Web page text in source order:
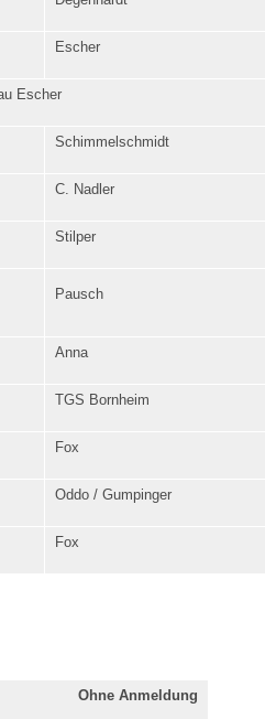
Escher
Escher
Schimmelschmidt
C. Nadler
Stilper
Pausch
Anna
TGS Bornheim
Fox
Oddo / Gumpinger
Fox
Ohne Anmeldung